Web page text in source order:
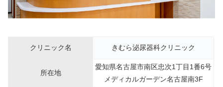
クリニック名 きむら泌尿器科クリニック
所在地
愛知県名古屋市南区忠次1丁目1番6号
メディカルガーデン名古屋南3F